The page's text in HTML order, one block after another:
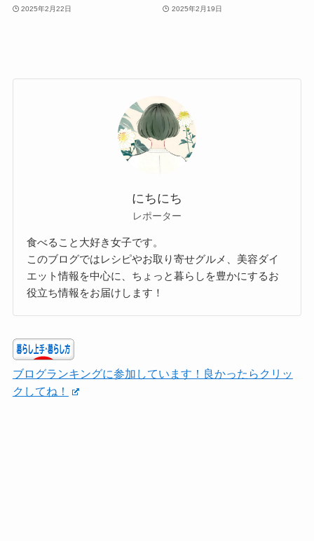
2025年2月22日 2025年2月19日
にちにち
レポーター
食べること大好き女子です。
このブログではレシピやお取り寄せグルメ、美容ダイ
エット情報を中心に、ちょっと暮らしを豊かにするお
役立ち情報をお届けします！
ブログランキングに参加しています！良かったらクリッ
クしてね！